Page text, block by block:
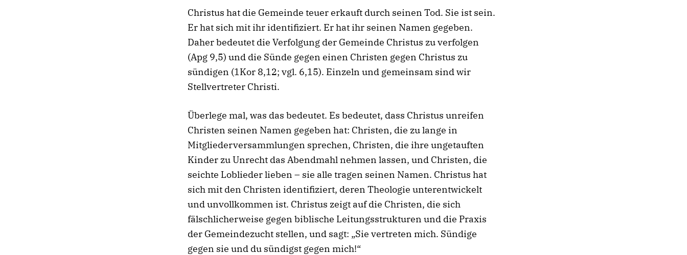
Christus hat die Gemeinde teuer erkauft durch seinen Tod. Sie ist sein.
Er hat sich mit ihr identifiziert. Er hat ihr seinen Namen gegeben.
Daher bedeutet die Verfolgung der Gemeinde Christus zu verfolgen
(Apg 9,5) und die Sünde gegen einen Christen gegen Christus zu
sündigen (1Kor 8,12; vgl. 6,15). Einzeln und gemeinsam sind wir
Stellvertreter Christi.
Überlege mal, was das bedeutet. Es bedeutet, dass Christus unreifen
Christen seinen Namen gegeben hat: Christen, die zu lange in
Mitgliederversammlungen sprechen, Christen, die ihre ungetauften
Kinder zu Unrecht das Abendmahl nehmen lassen, und Christen, die
seichte Loblieder lieben – sie alle tragen seinen Namen. Christus hat
sich mit den Christen identifiziert, deren Theologie unterentwickelt
und unvollkommen ist. Christus zeigt auf die Christen, die sich
fälschlicherweise gegen biblische Leitungsstrukturen und die Praxis
der Gemeindezucht stellen, und sagt: „Sie vertreten mich. Sündige
gegen sie und du sündigst gegen mich!“